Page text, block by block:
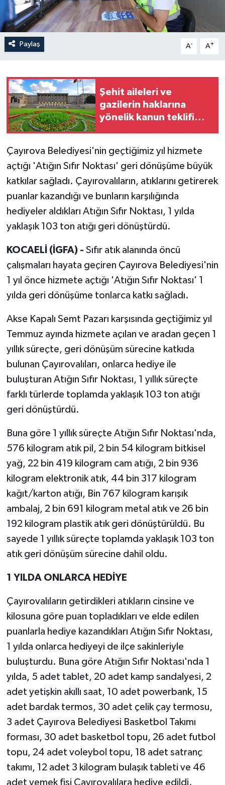
Paylaş A- A+
Şehit aileleri ve
gazilerin haklarına
yönelik kanun teklifi
Çayırova Belediyesi'nin geçtiğimiz yıl hizmete
açtığı 'Atığın Sıfır Noktası' geri dönüşüme büyük
katkılar sağladı. Çayırovalıların, atıklarını getirerek
puanlar kazandığı ve bunların karşılığında
hediyeler aldıkları Atığın Sıfır Noktası, 1 yılda
yaklaşık 103 ton atığı geri dönüştürdü.
KOCAELİ (İGFA) - Sıfır atık alanında öncü
çalışmaları hayata geçiren Çayırova Belediyesi'nin
1 yıl önce hizmete açtığı 'Atığın Sıfır Noktası' 1
yılda geri dönüşüme tonlarca katkı sağladı.
Akse Kapalı Semt Pazarı karşısında geçtiğimiz yıl
Temmuz ayında hizmete açılan ve aradan geçen 1
yıllık süreçte, geri dönüşüm sürecine katkıda
bulunan Çayırovalıları, onlarca hediye ile
buluşturan Atığın Sıfır Noktası, 1 yıllık süreçte
farklı türlerde toplamda yaklaşık 103 ton atığı
geri dönüştürdü.
Buna göre 1 yıllık süreçte Atığın Sıfır Noktası'nda,
576 kilogram atık pil, 2 bin 54 kilogram bitkisel
yağ, 22 bin 419 kilogram cam atığı, 2 bin 936
kilogram elektronik atık, 44 bin 317 kilogram
kağıt/karton atığı, Bin 767 kilogram karışık
ambalaj, 2 bin 691 kilogram metal atık ve 26 bin
192 kilogram plastik atık geri dönüştürüldü. Bu
sayede 1 yıllık süreçte toplamda yaklaşık 103 ton
atık geri dönüşüm sürecine dahil oldu.
1 YILDA ONLARCA HEDİYE
Çayırovalıların getirdikleri atıkların cinsine ve
kilosuna göre puan topladıkları ve elde edilen
puanlarla hediye kazandıkları Atığın Sıfır Noktası,
1 yılda onlarca hediyeyi de ilçe sakinleriyle
buluşturdu. Buna göre Atığın Sıfır Noktası'nda 1
yılda, 5 adet tablet, 20 adet kamp sandalyesi, 2
adet yetişkin akıllı saat, 10 adet powerbank, 15
adet bardak termos, 30 adet çelik çay termosu,
3 adet Çayırova Belediyesi Basketbol Takımı
forması, 30 adet basketbol topu, 26 adet futbol
topu, 24 adet voleybol topu, 18 adet satranç
takımı, 12 adet 3 kilogram bulaşık tableti ve 46
adet yemek fişi Çayırovalılara hediye edildi.